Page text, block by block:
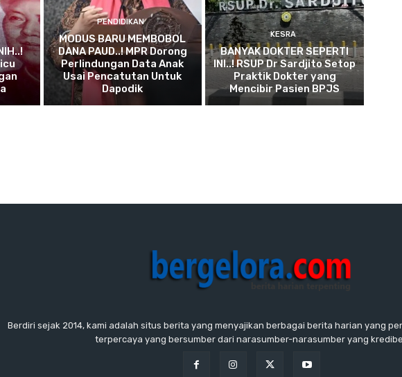
PENDIDIKAN
MODUS BARU MEMBOBOL
DANA PAUD..! MPR Dorong
Perlindungan Data Anak
Usai Pencatutan Untuk
Dapodik
KESRA
BANYAK DOKTER SEPERTI
INI..! RSUP Dr Sardjito Setop
Praktik Dokter yang
Mencibir Pasien BPJS
Berdiri sejak 2014, kami adalah situs berita yang menyajikan berbagai berita harian yang
terpercaya yang bersumber dari narasumber-narasumber yang